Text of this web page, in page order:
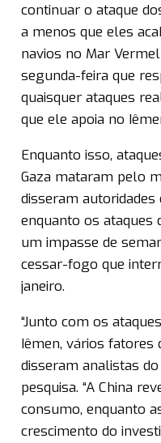
continuar o ataque
a menos que eles
navios no Mar
segunda-feira que
quaisquer ataques
que ele apoia no
Enquanto isso,
Gaza mataram pelo
disseram autoridades
enquanto os ataques
um impasse de
cessar-fogo que
janeiro.
“Junto com os
Iêmen, vários fatores
disseram analistas
pesquisa. “A China
consumo, enquanto
crescimento do